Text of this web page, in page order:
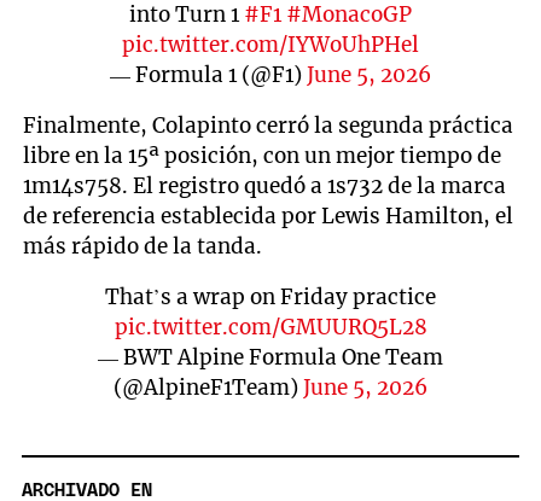
into Turn 1#F1 #MonacoGP
pic.twitter.com/IYWoUhPHel
— Formula 1 (@F1)June 5, 2026
Finalmente, Colapinto cerró la segunda práctica
libre en la 15ª posición, con un mejor tiempo de
1m14s758. El registro quedó a 1s732 de la marca
de referencia establecida por Lewis Hamilton, el
más rápido de la tanda.
That’s a wrap on Friday practice
pic.twitter.com/GMUURQ5L28
— BWT Alpine Formula One Team
(@AlpineF1Team)June 5, 2026
ARCHIVADO EN